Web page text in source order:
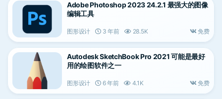
Adobe Photoshop 2023 24.2.1 最强大的图像
编辑工具
图形设计 3 年前 28.5K 免费
Autodesk SketchBook Pro 2021 可能是最好
用的绘图软件之一
图形设计 6 年前 4.1K 免费